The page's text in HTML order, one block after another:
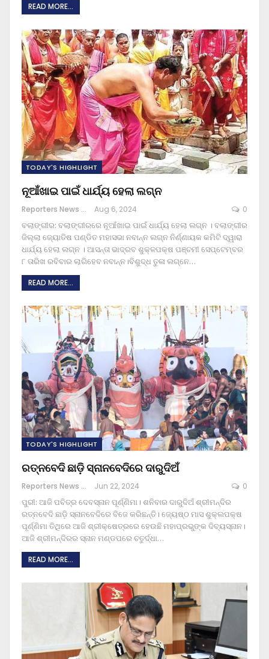
READ MORE...
TODAY'S HIGHLIGHT
ନୂଆଁଖାଇ ପାଇଁ ଧାର୍ଯ୍ୟ ହେଲା ଲଗ୍ନ
Reporters News Agency Aug 6, 2024 0
ବଲାଙ୍ଗୀର: ବଲାଙ୍ଗୀରରେ ନୂଆଁଖାଇ ପାଇଁ ଧାର୍ଯ୍ୟ ହେଲା ଲଗ୍ନ । ବଲାଙ୍ଗୀର
ଜିଲ୍ଲା ଜ୍ୟୋତିଷ ପଣ୍ଡିତ ମହାସଭା ନବାନ୍ନ ଲଗ୍ନ ନିର୍ଣ୍ଣାୟକ କମିଟି ଦ୍ୱାରା
ଧାର୍ଯ୍ୟ ହେଲା ଲଗ୍ନ । ଆସନ୍ତା ଭାଦ୍ରବ ଶୁକ୍ଳପକ୍ଷ ପଞ୍ଚମୀ ସେପ୍ଟେମ୍ବର
୮ ତାରିଖ ରବିବାର ଲାଗିହେବ ନବାନ୍ନ।ବିଶୁଦ୍ଧ ତୁଳା ଲଗ୍ନେ…
READ MORE...
TODAY'S HIGHLIGHT
ରତ୍ନବେଦି ଛାଡ଼ି ସ୍ନାନବେଦିରେ ଦାରୁଦିଅଁ
Reporters News Agency Jun 22, 2024 0
ପୁରୀ: ଆଜି ପବିତ୍ର ଦେବସ୍ନାନ ପୂର୍ଣ୍ଣିମା। ଶନିବାର ଦାରୁଦିଅଁ ଶ୍ରୀମନ୍ଦିର
ରତ୍ନବେଦି ଛାଡ଼ି ସ୍ନାନବେଦିରେ ବିଜେ କରିଛନ୍ତି। ଜ୍ୟେଷ୍ଠ ମାସ ଶୁକ୍ଲପକ୍ଷ
ପୂର୍ଣ୍ଣିମା ତିଥିରେ ଆଜି ଶ୍ରୀକ୍ଷେତ୍ରରେ ହେଉଛି ମହାପ୍ରଭୁଙ୍କ ଦିବ୍ୟସ୍ନାନ।
ଆଜି ଶ୍ରୀମନ୍ଦିରର ସ୍ନାନ ମଣ୍ଡପରେ ଚତୁର୍ଦ୍ଧା…
READ MORE...